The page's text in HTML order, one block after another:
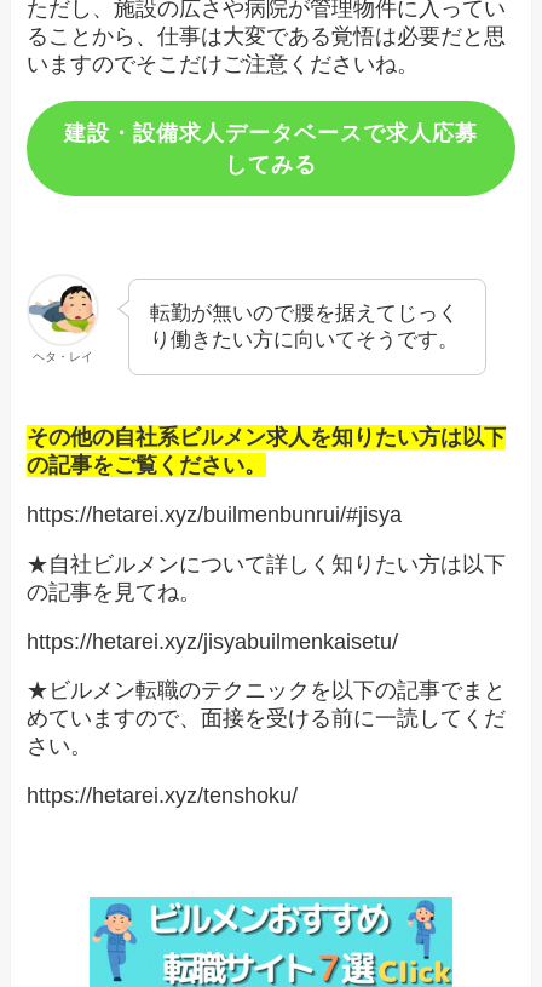
ただし、施設の広さや病院が管理物件に入ってい
ることから、仕事は大変である覚悟は必要だと思
いますのでそこだけご注意くださいね。
建設・設備求人データベースで求人応募
してみる
ヘタ・レイ
転勤が無いので腰を据えてじっく
り働きたい方に向いてそうです。
その他の自社系ビルメン求人を知りたい方は以下
の記事をご覧ください。
https://hetarei.xyz/builmenbunrui/#jisya
★自社ビルメンについて詳しく知りたい方は以下
の記事を見てね。
https://hetarei.xyz/jisyabuilmenkaisetu/
★ビルメン転職のテクニックを以下の記事でまと
めていますので、面接を受ける前に一読してくだ
さい。
https://hetarei.xyz/tenshoku/